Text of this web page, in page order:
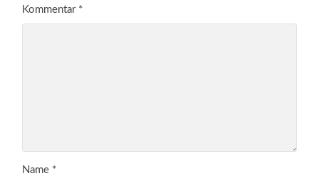
Kommentar *
Name *